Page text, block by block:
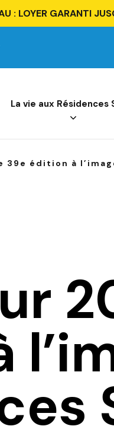
: LOYER GARANTI
La vie aux Résidences
39e édition à